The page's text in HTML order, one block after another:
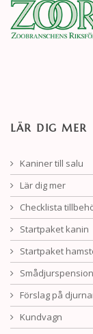
LÄR DIG MER
Kaniner till salu
Lär dig mer
Checklista
Startpaket kanin
Startpaket
Förslag på
Kundvagn